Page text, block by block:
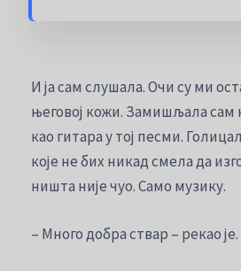
И ја сам слушала. Очи су ми
његовој кожи. Замишљала сам
као гитара у тој песми.
које не бих никад смела да
ништа није чуо. Само музику.
– Много добра ствар – рекао је.